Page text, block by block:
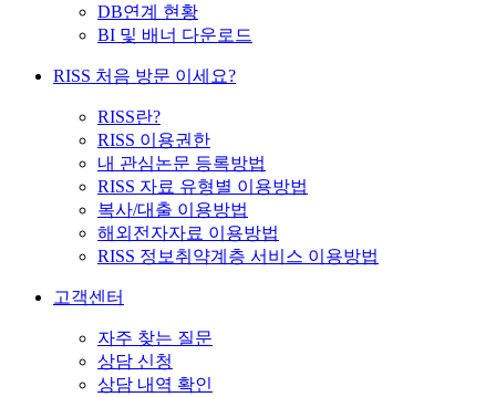
DB연계 현황
BI 및 배너 다운로드
RISS 처음 방문 이세요?
RISS란?
RISS 이용권한
내 관심논문 등록방법
RISS 자료 유형별 이용방법
복사/대출 이용방법
해외전자자료 이용방법
RISS 정보취약계층 서비스 이용방법
고객센터
자주 찾는 질문
상담 신청
상담 내역 확인